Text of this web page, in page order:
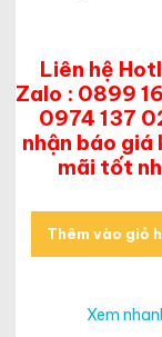
Liên hệ
Zalo : 0899
0974 137
nhận báo giá
mãi tốt
Thêm vào giỏ
Xem